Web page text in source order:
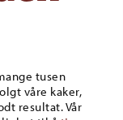
tusen
våre kaker,
resultat. Vår